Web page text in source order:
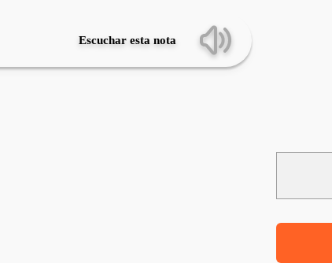
Escuchar esta nota